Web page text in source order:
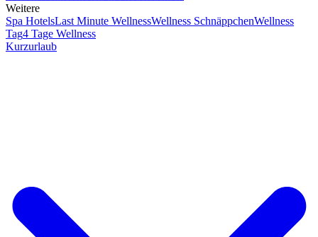
Weitere
Spa HotelsLast Minute WellnessWellness SchnäppchenWellness
Tag4 Tage Wellness
Kurzurlaub